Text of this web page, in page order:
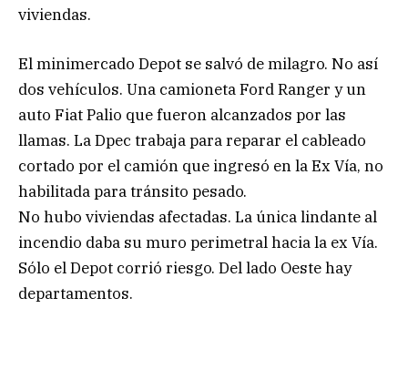
viviendas.
El minimercado Depot se salvó de milagro. No así
dos vehículos. Una camioneta Ford Ranger y un
auto Fiat Palio que fueron alcanzados por las
llamas. La Dpec trabaja para reparar el cableado
cortado por el camión que ingresó en la Ex Vía, no
habilitada para tránsito pesado.
No hubo viviendas afectadas. La única lindante al
incendio daba su muro perimetral hacia la ex Vía.
Sólo el Depot corrió riesgo. Del lado Oeste hay
departamentos.